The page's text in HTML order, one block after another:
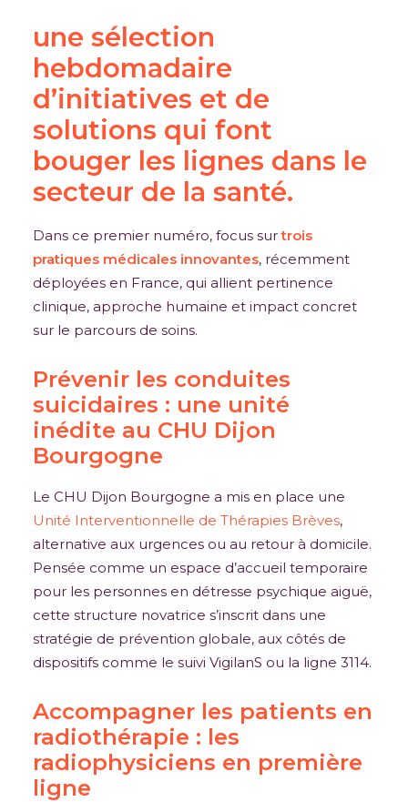
une sélection
hebdomadaire
d’initiatives et de
solutions qui font
bouger les lignes dans le
secteur de la santé.
Dans ce premier numéro, focus surtrois
pratiques médicales innovantes, récemment
déployées en France, qui allient pertinence
clinique, approche humaine et impact concret
sur le parcours de soins.
Prévenir les conduites
suicidaires : une unité
inédite au CHU Dijon
Bourgogne
Le CHU Dijon Bourgogne a mis en place une
Unité Interventionnelle de Thérapies Brèves,
alternative aux urgences ou au retour à domicile.
Pensée comme un espace d’accueil temporaire
pour les personnes en détresse psychique aiguë,
cette structure novatrice s’inscrit dans une
stratégie de prévention globale, aux côtés de
dispositifs comme le suivi VigilanS ou la ligne 3114.
Accompagner les patients en
radiothérapie : les
radiophysiciens en première
ligne